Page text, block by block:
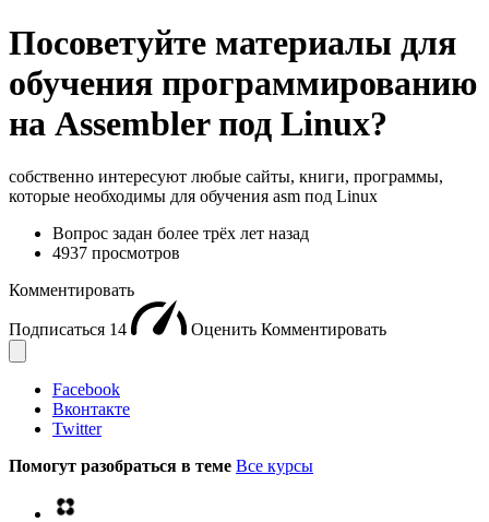
Посоветуйте материалы для
обучения программированию
на Assembler под Linux?
собственно интересуют любые сайты, книги, программы,
которые необходимы для обучения asm под Linux
Вопрос задан более трёх лет назад
4937 просмотров
Комментировать
Подписаться 14 Оценить Комментировать
Facebook
Вконтакте
Twitter
Помогут разобраться в теме Все курсы